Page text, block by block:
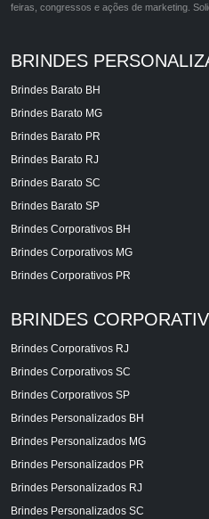
feiras, congressos e ações de marketing.
BRINDES
Brindes Barato BH
Brindes Barato MG
Brindes Barato PR
Brindes Barato RJ
Brindes Barato SC
Brindes Barato SP
Brindes Corporativos BH
Brindes Corporativos MG
Brindes Corporativos PR
BRINDES
Brindes Corporativos RJ
Brindes Corporativos SC
Brindes Corporativos SP
Brindes Personalizados BH
Brindes Personalizados MG
Brindes Personalizados PR
Brindes Personalizados RJ
Brindes Personalizados SC